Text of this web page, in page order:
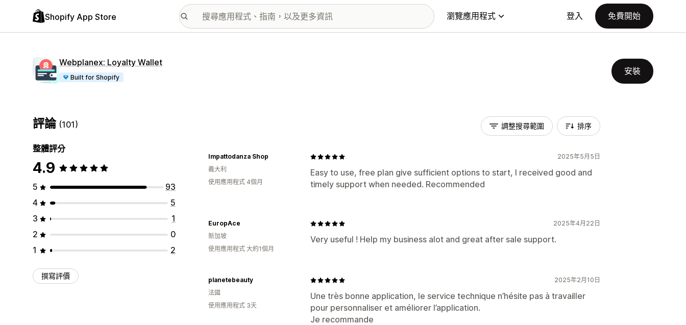
Shopify App Store 瀏覽應用程式 登入 免費開始
Webplanex: Loyalty Wallet
Built for Shopify
安裝
評論 (101)
整體評分
4.9
5
93
4
5
3
1
2
0
1
2
撰寫評價
調整搜尋範圍 排序
2025年5月5日
Easy to use, free plan give sufficient options to start, I received good and
timely support when needed. Recommended
Impattodanza Shop
義大利
使用應用程式 4個月
2025年4月22日
Very useful ! Help my business alot and great after sale support.
EuropAce
新加坡
使用應用程式 大約1個月
2025年2月10日
Une très bonne application, le service technique n’hésite pas à travailler
pour personnaliser et améliorer l’application.
Je recommande
planetebeauty
法國
使用應用程式 3天